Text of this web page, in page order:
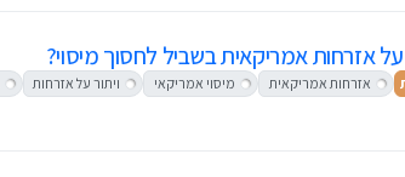
אזרחות אמריקאית בשביל לחסוך מיסוי?
אזרחות אמריקאית מיסוי אמריקאי ויתור על אזרחות